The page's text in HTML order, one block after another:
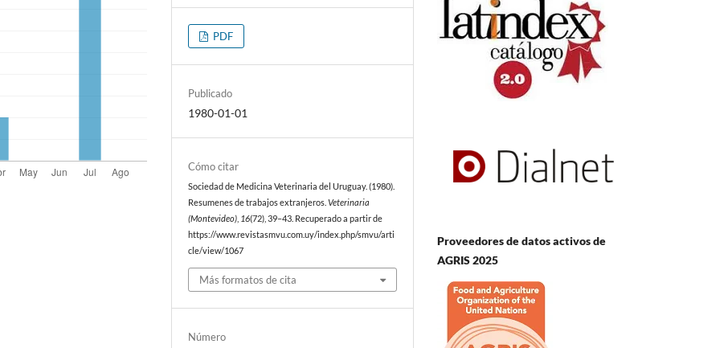
PDF
Publicado
1980-01-01
Cómo citar
Sociedad de Medicina Veterinaria del Uruguay. (1980).
Resumenes de trabajos extranjeros.Veterinaria
(Montevideo) 16(72), 39–43. Recuperado a partir de
https://www.revistasmvu.com.uy/index.php/smvu/arti
cle/view/1067
Más formatos de cita
Número
Proveedores de datos activos de
AGRIS 2025